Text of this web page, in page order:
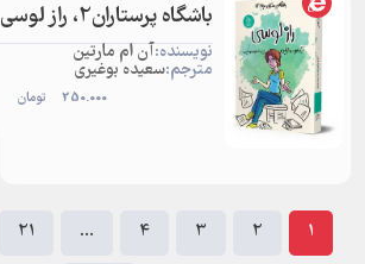
باشگاه پرستاران2، راز لوسی
نویسنده:آن ام مارتین
مترجم:سعیده بوغیری
250.000 تومان
1
2
3
4
…
21